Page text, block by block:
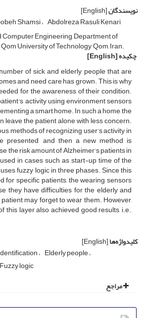
نویسندگان[English]
Shamsi Abdolreza Rasuli Kenari
Engineering, Department of
University of Technology, Qom, Iran.
چکیده[English]
of sick and elderly people that are
and need care has grown. This is why
for the awareness of their condition.
activity using environment sensors
a smart home. In such a home, the
leave the patient alone with less concern.
methods of recognizing user’s activity in
presented, and then a new method is
the risk amount of Alzheimer's patients in
in cases such as start-up time of the
fuzzy logic in three phases. Since this
for specific patients, the wearing sensors
they have difficulties for the elderly and
may forget to wear them. However,
this layer also achieved good results, i.e.,
کلیدواژه‌ها[English]
Elderly people
Fuzzy logic
مراجع